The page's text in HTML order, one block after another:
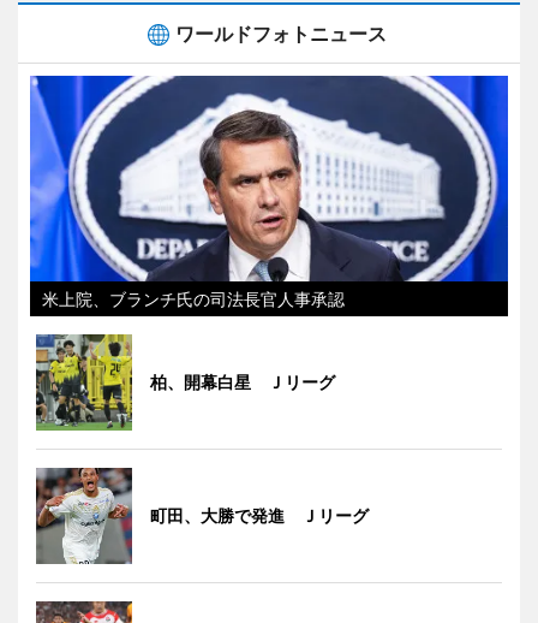
ワールドフォトニュース
米上院、ブランチ氏の司法長官人事承認
柏、開幕白星 Ｊリーグ
町田、大勝で発進 Ｊリーグ